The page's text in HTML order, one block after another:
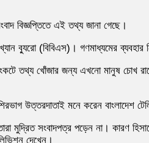
বিজ্ঞপ্তিতে এই তথ্য জানা গেছে।
ব্যুরো (বিবিএস)। গণমাধ্যমের
খোঁজার জন্য এখনো মানুষ চোখ রাখেন
উত্তরদাতাই মনে করেন বাংলাদেশ
মুদ্রিত সংবাদপত্র পড়েন না। কারণ
দেখেন।